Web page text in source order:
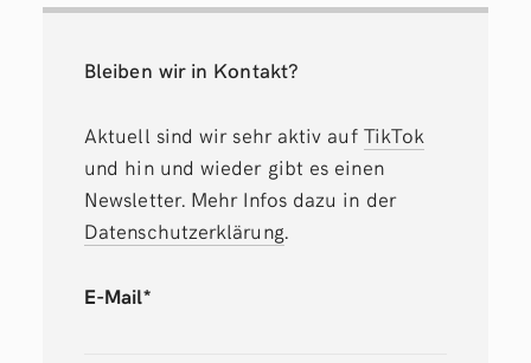
Bleiben wir in Kontakt?
Aktuell sind wir sehr aktiv auf TikTok
und hin und wieder gibt es einen
Newsletter. Mehr Infos dazu in der
Datenschutzerklärung.
E-Mail*